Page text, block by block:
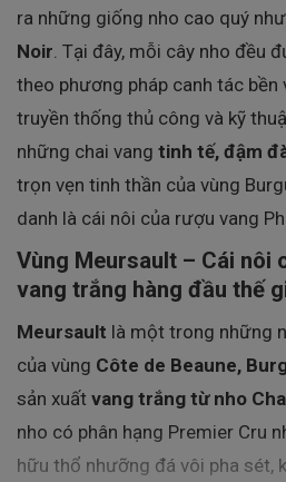
ra những giống nho cao quý như
Noir . Tại đây, mỗi cây nho đều
theo phương pháp canh tác bền
truyền thống thủ công và kỹ
những chai vang tinh tế, đậm
trọn vẹn tinh thần của vùng
danh là cái nôi của rượu vang
Vùng Meursault – Cái nôi
vang trắng hàng đầu thế
Meursault là một trong những
của vùng Côte de Beaune,
sản xuất vang trắng từ nho
nho có phân hạng Premier Cru
hữu thổ nhưỡng đá vôi pha sét,